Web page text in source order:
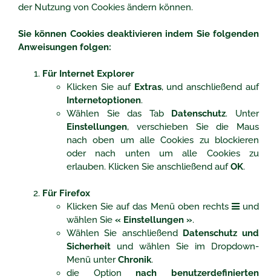
der Nutzung von Cookies ändern können.
Sie können Cookies deaktivieren indem Sie folgenden
Anweisungen folgen:
Für Internet Explorer
Klicken Sie auf Extras, und anschließend auf
Internetoptionen.
Wählen Sie das Tab Datenschutz. Unter
Einstellungen, verschieben Sie die Maus
nach oben um alle Cookies zu blockieren
oder nach unten um alle Cookies zu
erlauben. Klicken Sie anschließend aufOK.
Für Firefox
Klicken Sie auf das Menü oben rechts
und
wählen Sie « Einstellungen ».
Wählen Sie anschließend Datenschutz und
Sicherheit und wählen Sie im Dropdown-
Menü unterChronik.
die Option nach benutzerdefinierten